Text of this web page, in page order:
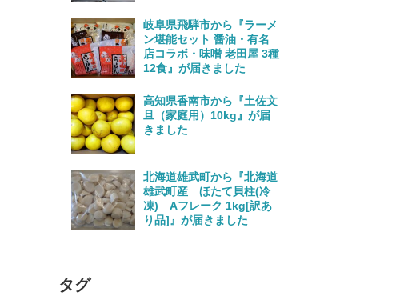
岐阜県飛騨市から『ラーメ
ン堪能セット 醤油・有名
店コラボ・味噌 老田屋 3種
12食』が届きました
高知県香南市から『土佐文
旦（家庭用）10kg』が届
きました
北海道雄武町から『北海道
雄武町産 ほたて貝柱(冷
凍) Aフレーク 1kg[訳あ
り品]』が届きました
タグ